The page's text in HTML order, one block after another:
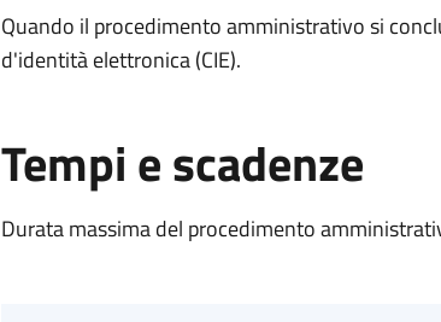
Quando il procedimento amministrativo si
d'identità elettronica (CIE).
Tempi e scadenze
Durata massima del procedimento